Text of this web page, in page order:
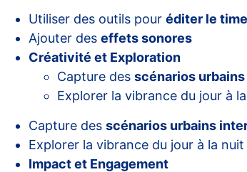
Utiliser des outils pour éditer le
Ajouter des effets sonores
Créativité et Exploration
Capture des scénarios
Explorer la vibrance du jour à
Capture des scénarios urbains
Explorer la vibrance du jour à la nuit
Impact et Engagement